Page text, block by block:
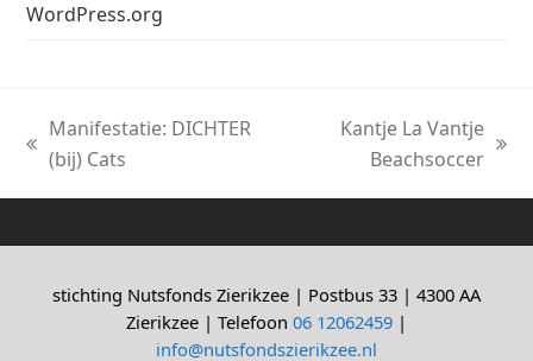
WordPress.org
previous
Manifestatie: DICHTER
(bij) Cats
Kantje La Vantje
Beachsoccer
stichting Nutsfonds Zierikzee | Postbus 33 | 4300 AA
Zierikzee | Telefoon 06 12062459 |
info@nutsfondszierikzee.nl